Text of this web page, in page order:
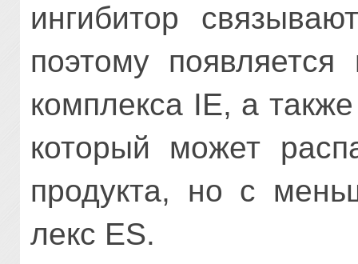
ингибитор
поэтому появляется
комп­лекса IE, а
который может
продукта, но с
лекс ES.